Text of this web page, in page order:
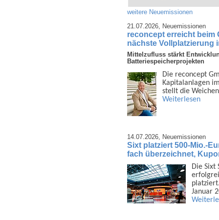
weitere Neuemissionen
21.07.2026, Neuemissionen
reconcept erreicht beim
nächste Vollplatzierung
Mittelzufluss stärkt
Batteriespeicherprojekten
Die reconcept
Kapital­anlagen
stellt die
Weiterlesen
14.07.2026, Neuemissionen
Sixt platziert 500-Mio.-
fach überzeichnet,
Die Sixt
Januar